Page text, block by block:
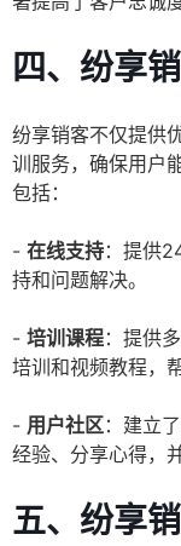
四、纷享
纷享销客不仅提供
训服务，确保用户
包括：
- 在线支持：提供
持和问题解决。
- 培训课程：提供
培训和视频教程，
- 用户社区：建立
经验、分享心得，
五、纷享